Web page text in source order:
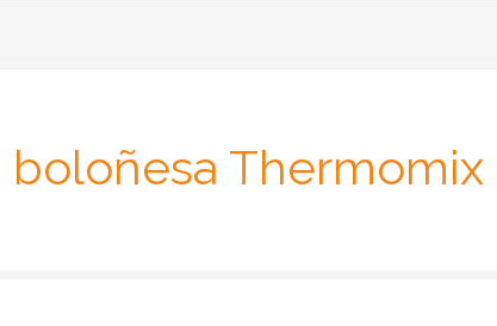
boloñesa Thermomix